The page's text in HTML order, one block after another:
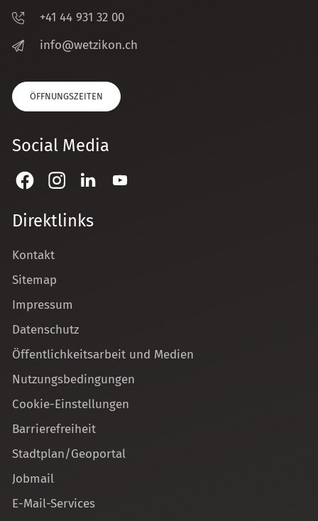
+41 44 931 32 00
nf
w tz k n ch
ÖFFNUNGSZEITEN
Social Media
Direktlinks
Kontakt
Sitemap
Impressum
Datenschutz
Öffentlichkeitsarbeit und Medien
Nutzungsbedingungen
Cookie-Einstellungen
Barrierefreiheit
Stadtplan/Geoportal
Jobmail
E-Mail-Services